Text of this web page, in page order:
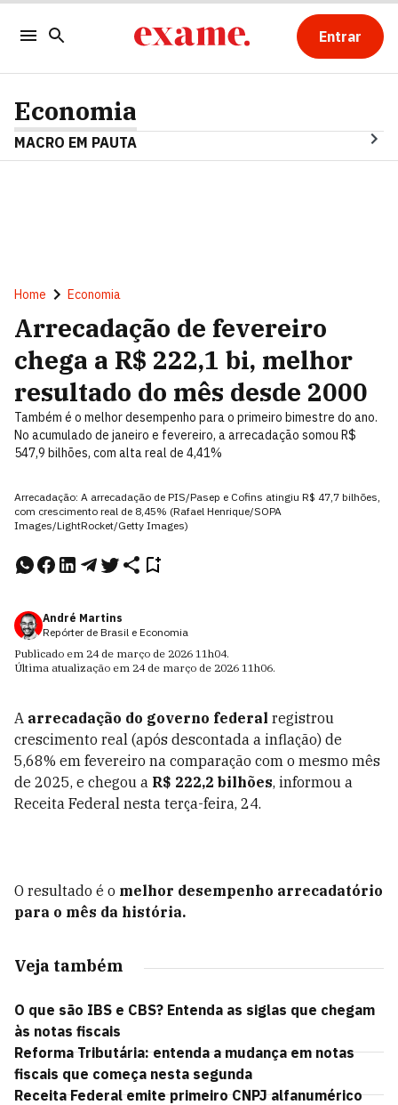
Entrar
Economia
MACRO EM PAUTA
Home Economia
Arrecadação de fevereiro
chega a R$ 222,1 bi, melhor
resultado do mês desde 2000
Também é o melhor desempenho para o primeiro bimestre do ano.
No acumulado de janeiro e fevereiro, a arrecadação somou R$
547,9 bilhões, com alta real de 4,41%
Arrecadação: A arrecadação de PIS/Pasep e Cofins atingiu R$ 47,7 bilhões,
com crescimento real de 8,45% (Rafael Henrique/SOPA
Images/LightRocket/Getty Images)
André Martins
Repórter de Brasil e Economia
Publicado em 24 de março de 2026 11h04.
Última atualização em 24 de março de 2026 11h06.
A arrecadação do governo federal registrou
crescimento real (após descontada a inflação) de
5,68% em fevereiro na comparação com o mesmo mês
de 2025, e chegou a R$ 222,2 bilhões, informou a
Receita Federal nesta terça-feira, 24.
O resultado é o melhor desempenho arrecadatório
para o mês da história.
Veja também
O que são IBS e CBS? Entenda as siglas que chegam
às notas fiscais
Reforma Tributária: entenda a mudança em notas
fiscais que começa nesta segunda
Receita Federal emite primeiro CNPJ alfanumérico